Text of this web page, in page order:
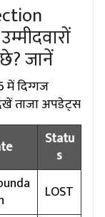
जानें
में दिग्गज
ताजा अपडेट्स
Statu
s
LOST